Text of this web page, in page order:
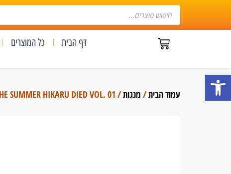
פתח סרגל נגישות
דף הבית כל המוצרים
עמוד הבית/ מנגות/ THE SUMMER HIKARU DIED VOL. 01